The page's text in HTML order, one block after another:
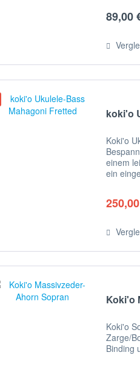
89,00
koki'o
Koki'o
einem
ein
Koki'o
Koki'o
Zarge/
Binding